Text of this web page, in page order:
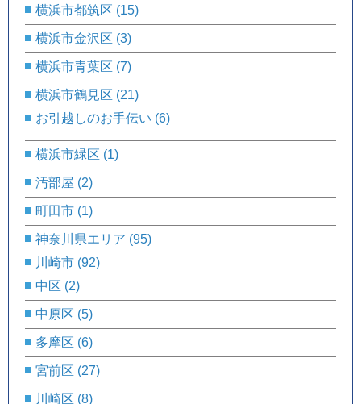
横浜市都筑区 (15)
横浜市金沢区 (3)
横浜市青葉区 (7)
横浜市鶴見区 (21)
お引越しのお手伝い (6)
横浜市緑区 (1)
汚部屋 (2)
町田市 (1)
神奈川県エリア (95)
川崎市 (92)
中区 (2)
中原区 (5)
多摩区 (6)
宮前区 (27)
川崎区 (8)